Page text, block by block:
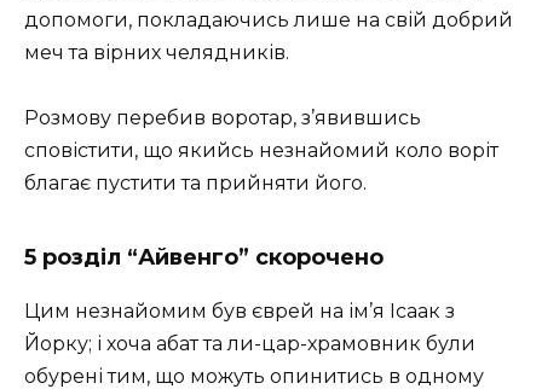
допомоги, покладаючись лише на свій добрий
меч та вірних челядників.
Розмову перебив воротар, з’явившись
сповістити, що якийсь незнайомий коло воріт
благає пустити та прийняти його.
5 розділ “Айвенго” скорочено
Цим незнайомим був єврей на ім’я Ісаак з
Йорку; і хоча абат та ли-цар-храмовник були
обурені тим, що можуть опинитись в одному